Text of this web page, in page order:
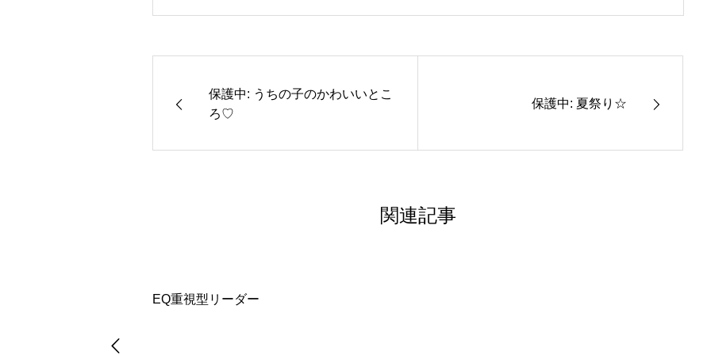
保護中: うちの子のかわいいとこ
ろ♡
保護中: 夏祭り☆
関連記事
EQ重視型リーダー